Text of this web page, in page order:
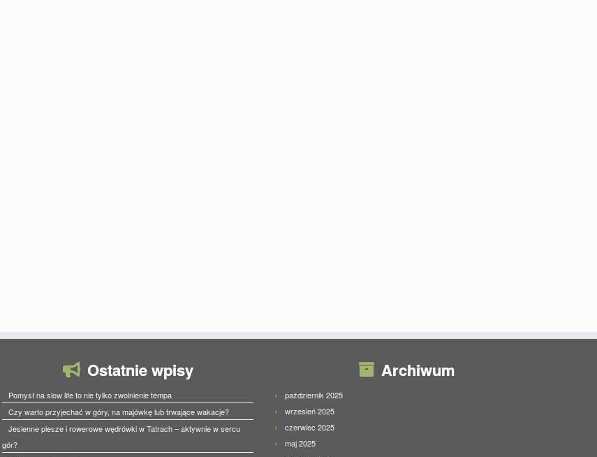
Ostatnie wpisy
Pomysł na slow life to nie tylko zwolnienie tempa
Czy warto przyjechać w góry, na majówkę lub trwające wakacje?
Jesienne piesze i rowerowe wędrówki w Tatrach – aktywnie w sercu
gór?
Archiwum
październik 2025
wrzesień 2025
czerwiec 2025
maj 2025